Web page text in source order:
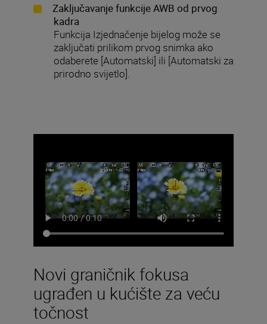
Zaključavanje funkcije AWB od prvog
kadra
Funkcija Izjednačenje bijelog može se
zaključati prilikom prvog snimka ako
odaberete [Automatski] ili [Automatski za
prirodno svijetlo].
Novi graničnik fokusa
ugrađen u kućište za veću
točnost